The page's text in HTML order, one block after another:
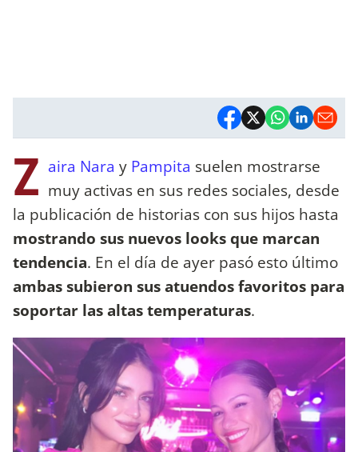
Z aira Nara y Pampita suelen mostrarse
muy activas en sus redes sociales, desde
la publicación de historias con sus hijos hasta
mostrando sus nuevos looks que marcan
tendencia. En el día de ayer pasó esto último
ambas subieron sus atuendos favoritos para
soportar las altas temperaturas.